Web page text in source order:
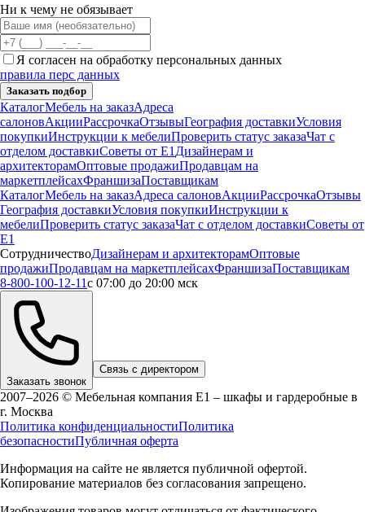
Ни к чему не обязывает
Я согласен на обработку персональных данных
правила перс данных
Заказать подбор
КаталогМебель на заказАдреса
салоновАкцииРассрочкаОтзывыГеография доставкиУсловия
покупкиИнструкции к мебелиПроверить статус заказаЧат с
отделом доставкиСоветы от Е1 Дизайнерам и
архитекторамОптовые продажиПродавцам на
маркетплейсахФраншизаПоставщикам
КаталогМебель на заказАдреса салоновАкцииРассрочкаОтзывы
География доставкиУсловия покупкиИнструкции к
мебелиПроверить статус заказаЧат с отделом доставкиСоветы от
Е1
СотрудничествоДизайнерам и архитекторамОптовые
продажиПродавцам на маркетплейсахФраншизаПоставщикам
8-800-100-12-11с 07:00 до 20:00 мск
Заказать звонок
Связь с директором
2007–2026 © Мебельная компания Е1 – шкафы и гардеробные в
г. Москва
Политика конфиденциальностиПолитика
безопасностиПубличная оферта
Информация на сайте не является публичной офертой.
Копирование материалов без согласования запрещено.